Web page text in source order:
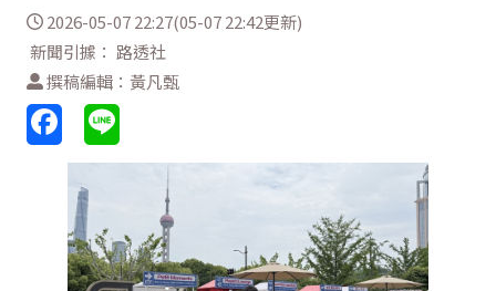
2026-05-07 22:27(05-07 22:42更新)
新聞引據： 路透社
撰稿編輯：黃凡甄